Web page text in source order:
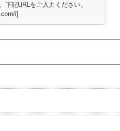
下記URLをご入力ください。
i]